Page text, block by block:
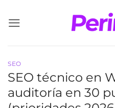
SEO
SEO técnico en
auditoría en 30